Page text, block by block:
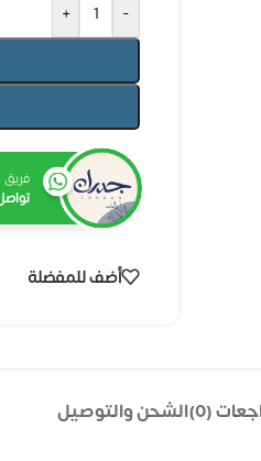
-
+
فريق
أضف للمفضلة
(0) الشحن والتوصيل